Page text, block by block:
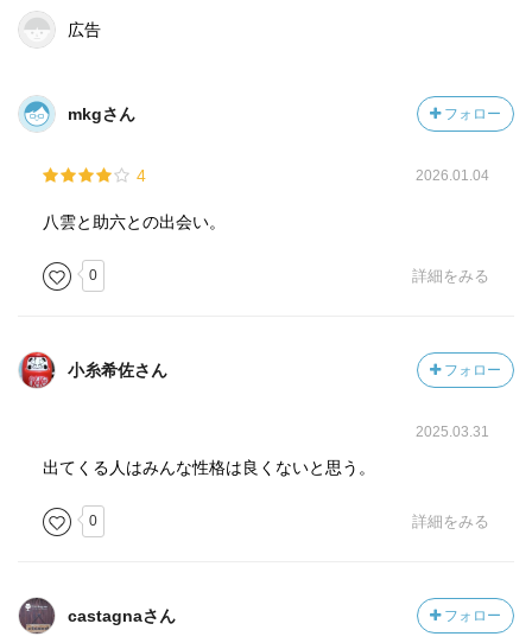
広告
mkgさん フォロー
4 2026.01.04
八雲と助六との出会い。
0 詳細をみる
小糸希佐さん フォロー
2025.03.31
出てくる人はみんな性格は良くないと思う。
0 詳細をみる
castagnaさん フォロー